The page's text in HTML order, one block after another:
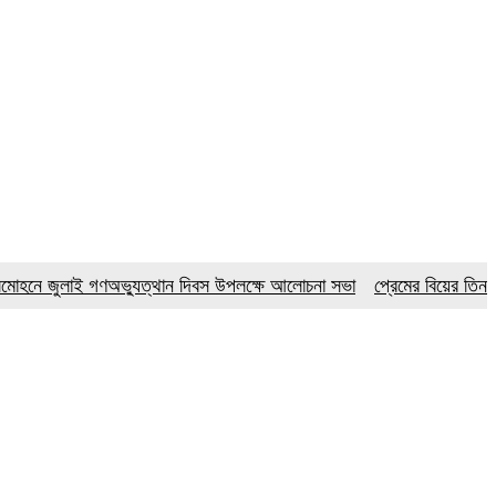
জুলাই গণঅভ্যুত্থান দিবস উপলক্ষে আলোচনা সভা প্রেমের বিয়ের তিন মাস